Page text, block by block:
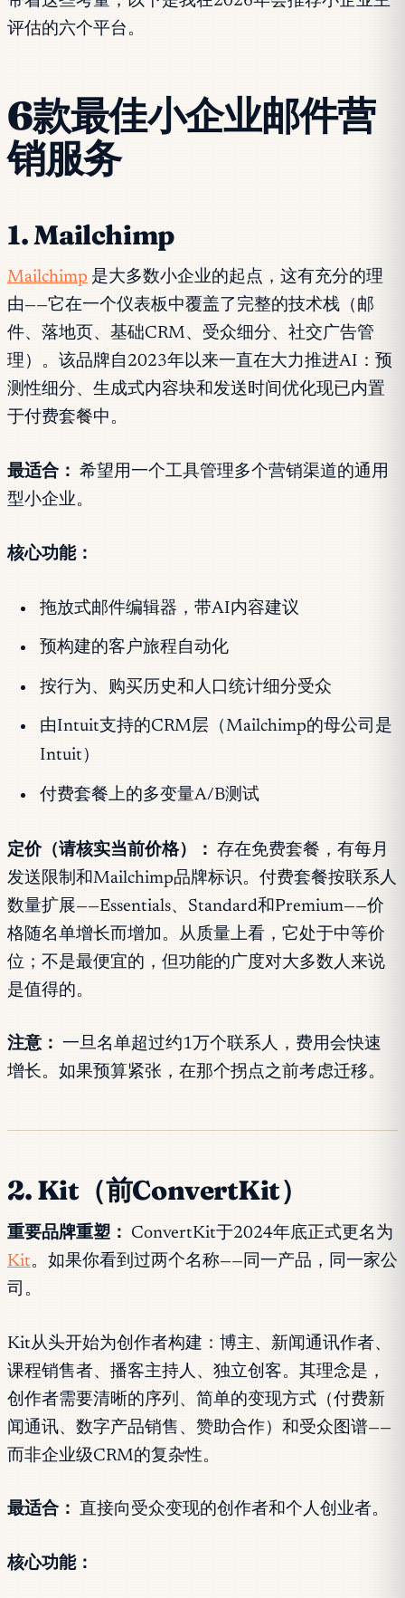
评估的六个平台。
6款最佳小企业邮件营
销服务
1. Mailchimp
Mailchimp 是大多数小企业的起点，这有充分的理
由——它在一个仪表板中覆盖了完整的技术栈（邮
件、落地页、基础CRM、受众细分、社交广告管
理）。该品牌自2023年以来一直在大力推进AI：预
测性细分、生成式内容块和发送时间优化现已内置
于付费套餐中。
最适合： 希望用一个工具管理多个营销渠道的通用
型小企业。
核心功能：
拖放式邮件编辑器，带AI内容建议
预构建的客户旅程自动化
按行为、购买历史和人口统计细分受众
由Intuit支持的CRM层（Mailchimp的母公司是
Intuit）
付费套餐上的多变量A/B测试
定价（请核实当前价格）： 存在免费套餐，有每月
发送限制和Mailchimp品牌标识。付费套餐按联系人
数量扩展——Essentials、Standard和Premium——价
格随名单增长而增加。从质量上看，它处于中等价
位；不是最便宜的，但功能的广度对大多数人来说
是值得的。
注意： 一旦名单超过约1万个联系人，费用会快速
增长。如果预算紧张，在那个拐点之前考虑迁移。
2. Kit（前ConvertKit）
重要品牌重塑：
ConvertKit于2024年底正式更名为
Kit。如果你看到过两个名称——同一产品，同一家公
司。
Kit从头开始为创作者构建：博主、新闻通讯作者、
课程销售者、播客主持人、独立创客。其理念是，
创作者需要清晰的序列、简单的变现方式（付费新
闻通讯、数字产品销售、赞助合作）和受众图谱——
而非企业级CRM的复杂性。
最适合： 直接向受众变现的创作者和个人创业者。
核心功能：